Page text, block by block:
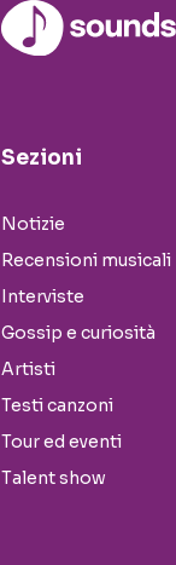
Sezioni
Notizie
Recensioni musicali
Interviste
Gossip e curiosità
Artisti
Testi canzoni
Tour ed eventi
Talent show